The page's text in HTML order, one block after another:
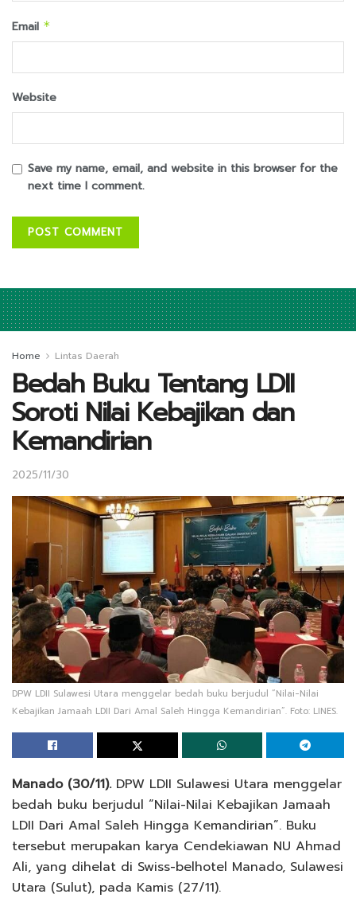
Email *
Website
Save my name, email, and website in this browser for the
next time I comment.
Home Lintas Daerah
Bedah Buku Tentang LDII
Soroti Nilai Kebajikan dan
Kemandirian
2025/11/30
DPW LDII Sulawesi Utara menggelar bedah buku berjudul “Nilai-Nilai
Kebajikan Jamaah LDII Dari Amal Saleh Hingga Kemandirian”. Foto: LINES.
Manado (30/11).DPW LDII Sulawesi Utara menggelar
bedah buku berjudul “Nilai-Nilai Kebajikan Jamaah
LDII Dari Amal Saleh Hingga Kemandirian”. Buku
tersebut merupakan karya Cendekiawan NU Ahmad
Ali, yang dihelat di Swiss-belhotel Manado, Sulawesi
Utara (Sulut), pada Kamis (27/11).